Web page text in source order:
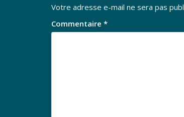
Votre adresse e-mail ne sera pas
Commentaire *